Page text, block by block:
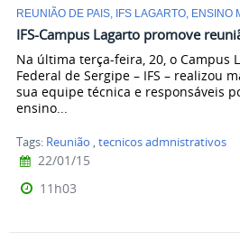
REUNIÃO DE PAIS, IFS LAGARTO, ENSINO
IFS-Campus Lagarto promove
Na última terça-feira, 20, o Campus
Federal de Sergipe – IFS – realizou
sua equipe técnica e responsáveis
ensino...
Tags: Reunião ,tecnicos admnistrativos
22/01/15
11h03